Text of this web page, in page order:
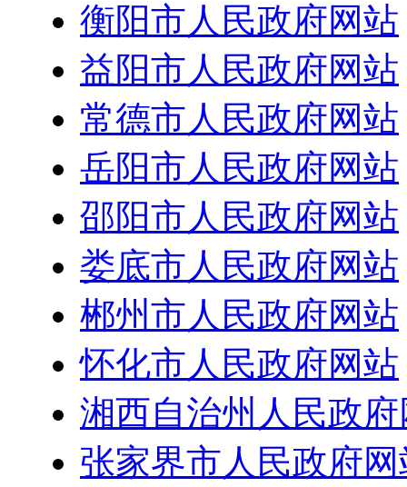
衡阳市人民政府网站
益阳市人民政府网站
常德市人民政府网站
岳阳市人民政府网站
邵阳市人民政府网站
娄底市人民政府网站
郴州市人民政府网站
怀化市人民政府网站
湘西自治州人民政
张家界市人民政府网